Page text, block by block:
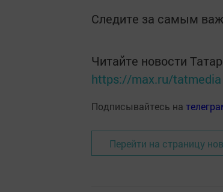
Следите за самым
Читайте новости
https://max.ru/tatmedia
Подписывайтесь на
Перейти на страницу